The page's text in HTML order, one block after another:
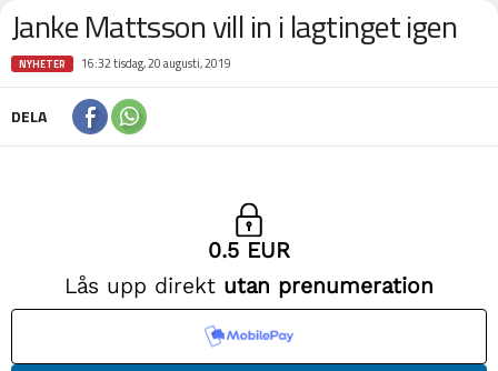
Janke Mattsson vill in i lagtinget igen
NYHETER 16:32 tisdag, 20 augusti, 2019
DELA